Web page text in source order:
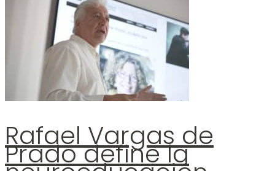
Rafael Vargas de
Prado define la